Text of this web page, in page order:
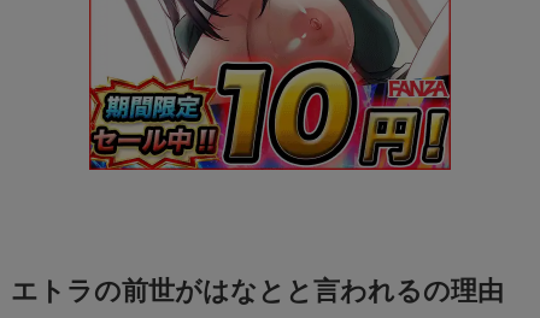
エトラの前世がはなとと言われるの理由